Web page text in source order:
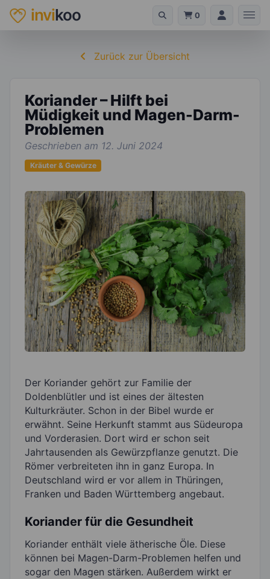
invikoo 0
Zurück zur Übersicht
Koriander – Hilft bei
Müdigkeit und Magen-Darm-
Problemen
Geschrieben am 12. Juni 2024
Kräuter & Gewürze
Der Koriander gehört zur Familie der
Doldenblütler und ist eines der ältesten
Kulturkräuter. Schon in der Bibel wurde er
erwähnt. Seine Herkunft stammt aus Südeuropa
und Vorderasien. Dort wird er schon seit
Jahrtausenden als Gewürzpflanze genutzt. Die
Römer verbreiteten ihn in ganz Europa. In
Deutschland wird er vor allem in Thüringen,
Franken und Baden Württemberg angebaut.
Koriander für die Gesundheit
Koriander enthält viele ätherische Öle. Diese
können bei Magen-Darm-Problemen helfen und
sogar den Magen stärken. Außerdem wirkt er